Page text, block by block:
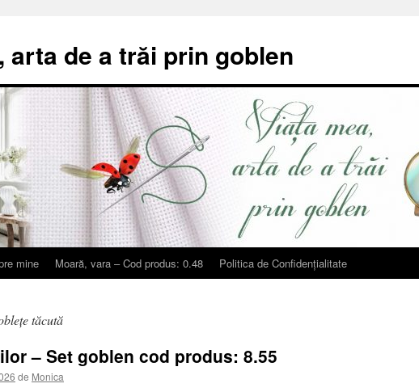
arta de a trăi prin goblen
mine Moară, vara – Cod produs: 0.48 Politica de Confidențialitate
tăcută
– Set goblen cod produs: 8.55
de Monica